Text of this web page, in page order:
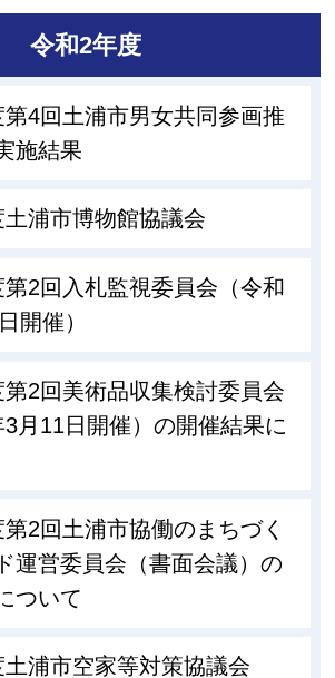
令和2年度
4回土浦市男女共同参画推
施結果
浦市博物館協議会
2回入札監視委員会（令和
開催）
2回美術品収集検討委員会
3月11日開催）の開催結果に
2回土浦市協働のまちづく
運営委員会（書面会議）の
ついて
浦市空家等対策協議会